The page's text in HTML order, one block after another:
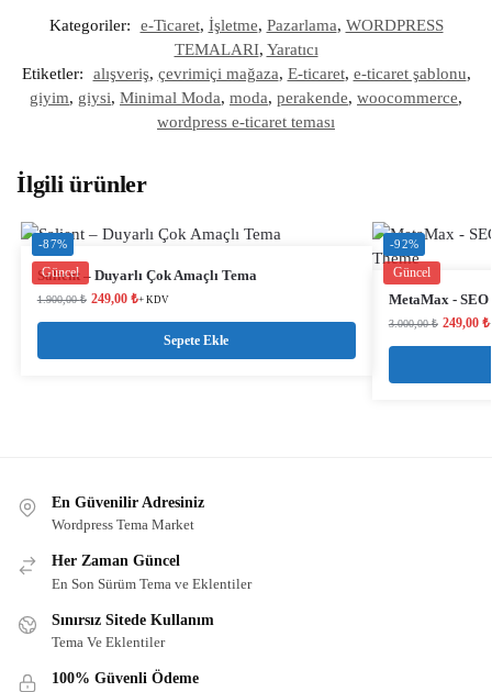
Kategoriler: e-Ticaret, İşletme, Pazarlama, WORDPRESS
TEMALARI, Yaratıcı
Etiketler:
alışveriş, çevrimiçi mağaza, E-ticaret, e-ticaret şablonu,
giyim, giysi, Minimal Moda, moda, perakende, woocommerce,
wordpress e-ticaret teması
İlgili ürünler
-87%
Güncel
Salient – ​​Duyarlı Çok Amaçlı Tema
1.900,00₺ 249,00 ₺+ KDV
Sepete Ekle
-92%
Güncel
MetaMax -
3.000,00₺ 249,00 ₺
En Güvenilir Adresiniz
Wordpress Tema Market
Her Zaman Güncel
En Son Sürüm Tema ve Eklentiler
Sınırsız Sitede Kullanım
Tema Ve Eklentiler
100% Güvenli Ödeme